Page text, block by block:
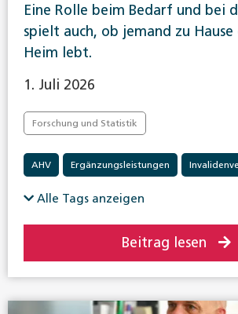
Eine Rolle beim Bedarf und bei
spielt auch, ob jemand zu
Heim lebt.
1. Juli 2026
Forschung und Statistik
AHV Ergänzungsleistungen
Alle Tags anzeigen
Beitrag lesen